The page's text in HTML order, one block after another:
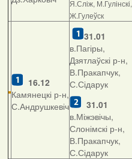
Я.Сліж, М.Гулінскі,
Ж.Гулеўск
16.12
Камянецкі р-н,
С.Андрушкевіч
31.01
в.Пагіры,
Дзятлаўскі р-н,
В.Пракапчук,
С.Сідарук
31.01
в.Міжэвічы,
Слонімскі р-н,
В.Пракапчук,
С.Сідарук